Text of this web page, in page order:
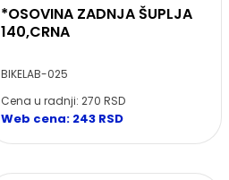
*OSOVINA ZADNJA ŠUPLJA
140,CRNA
BIKELAB-025
Cena u radnji: 270 RSD
Web cena: 243 RSD